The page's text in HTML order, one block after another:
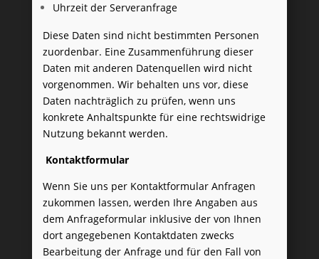
Uhrzeit der Serveranfrage
Diese Daten sind nicht bestimmten Personen
zuordenbar. Eine Zusammenführung dieser
Daten mit anderen Datenquellen wird nicht
vorgenommen. Wir behalten uns vor, diese
Daten nachträglich zu prüfen, wenn uns
konkrete Anhaltspunkte für eine rechtswidrige
Nutzung bekannt werden.
Kontaktformular
Wenn Sie uns per Kontaktformular Anfragen
zukommen lassen, werden Ihre Angaben aus
dem Anfrageformular inklusive der von Ihnen
dort angegebenen Kontaktdaten zwecks
Bearbeitung der Anfrage und für den Fall von